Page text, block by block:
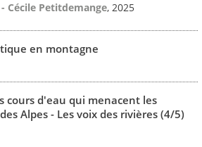
Cécile Petitdemange, 2025
en montagne
cours d'eau qui menacent les
Alpes - Les voix des rivières (4/5)